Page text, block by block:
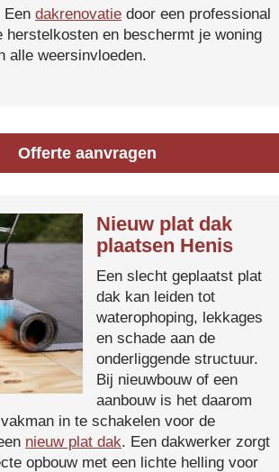
Een dakrenovatie door een professional
herstelkosten en beschermt je woning
alle weersinvloeden.
Offerte aanvragen
Nieuw plat dak
plaatsen Henis
Een slecht geplaatst plat
dak kan leiden tot
waterophoping, lekkages
en schade aan de
onderliggende structuur.
Bij nieuwbouw of een
aanbouw is het daarom
in te schakelen voor de
nieuw plat dak. Een dakwerker zorgt
opbouw met een lichte helling voor